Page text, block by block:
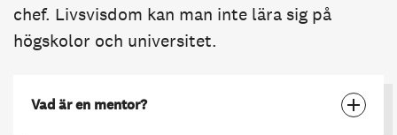
chef. Livsvisdom kan man inte lära sig på
högskolor och universitet.
Vad är en mentor?